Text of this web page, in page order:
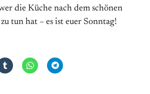
die Küche nach dem schönen
zu tun hat – es ist euer Sonntag!